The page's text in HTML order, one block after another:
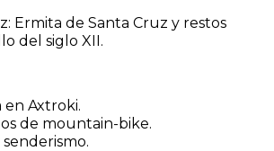
Ermita de Santa Cruz y restos
del siglo XII.
en Axtroki.
de mountain-bike.
senderismo.